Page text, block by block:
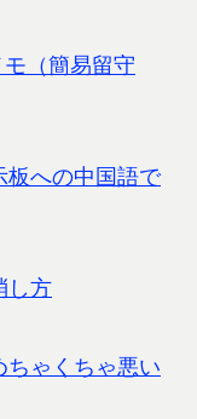
（簡易留守
板への中国語で
し方
ちゃくちゃ悪い